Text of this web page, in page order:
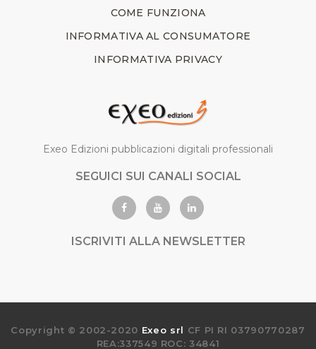
COME FUNZIONA
INFORMATIVA AL CONSUMATORE
INFORMATIVA PRIVACY
Exeo Edizioni pubblicazioni digitali professionali
SEGUICI SUI CANALI SOCIAL
ISCRIVITI ALLA NEWSLETTER
Copyright © 2002-2020 Exeo srl CF PI RI 03790770287
REA:337549 ROC: 34841